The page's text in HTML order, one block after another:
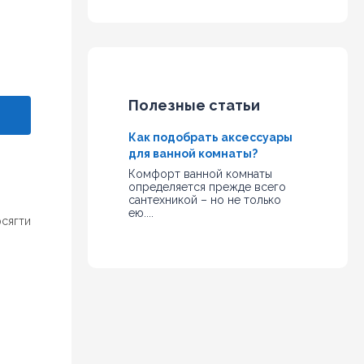
Полезные статьи
Как подобрать аксессуары
для ванной комнаты?
Комфорт ванной комнаты
определяется прежде всего
сантехникой – но не только
ею....